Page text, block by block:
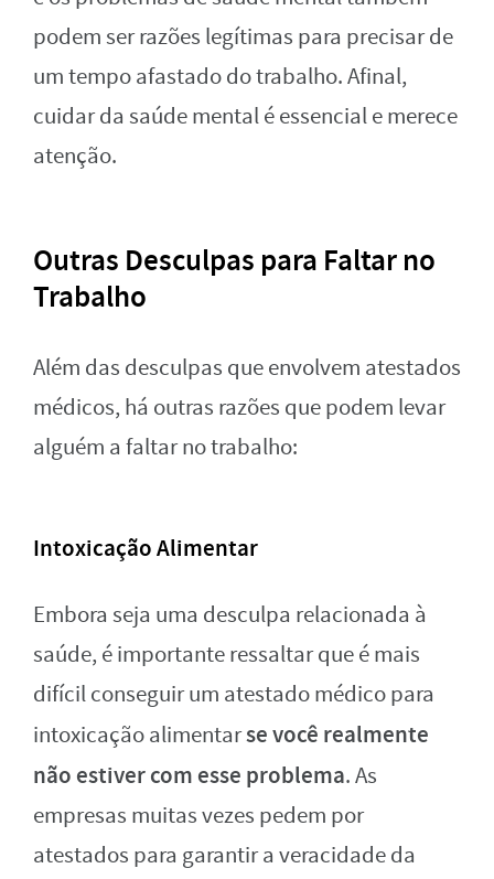
podem ser razões legítimas para precisar de
um tempo afastado do trabalho. Afinal,
cuidar da saúde mental é essencial e merece
atenção.
Outras Desculpas para Faltar no
Trabalho
Além das desculpas que envolvem atestados
médicos, há outras razões que podem levar
alguém a faltar no trabalho:
Intoxicação Alimentar
Embora seja uma desculpa relacionada à
saúde, é importante ressaltar que é mais
difícil conseguir um atestado médico para
intoxicação alimentarse você realmente
não estiver com esse problema. As
empresas muitas vezes pedem por
atestados para garantir a veracidade da